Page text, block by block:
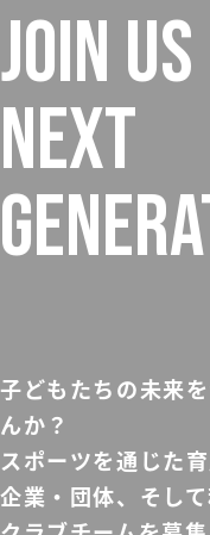
JOIN
NEXT
子どもたちの未来
んか？
スポーツを通じた
企業・団体、そし